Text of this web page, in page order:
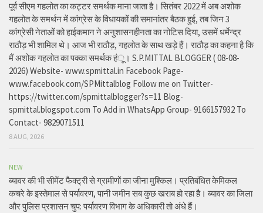
पूर्व सीएम गहलोत का कट्टर समर्थक माना जाता है। सितंबर 2022 में अब अशोक
गहलोत के समर्थन में कांग्रेस के विधायकों की समानांतर बैठक हुई, तब जिन 3
कांग्रेसी नेताओं को हाईकमान ने अनुशासनहीनता का नोटिस दिया, उसमें धर्मेन्द्र
राठौड़ भी शामिल थे। आज भी राठौड़, गहलोत के साथ खड़े हैं। राठौड़ का कहना है कि
मैं अशोक गहलोत का पक्का समर्थक हंू। S.P.MITTAL BLOGGER ( 08-08-
2026) Website- www.spmittal.in Facebook Page-
www.facebook.com/SPMittalblog Follow me on Twitter-
https://twitter.com/spmittalblogger?s=11 Blog-
spmittal.blogspot.com To Add in WhatsApp Group- 9166157932 To
Contact- 9829071511
8 AUG, 2026
NEW
ब्यावर की भी सीमेंट फैक्ट्री से ग्रामीणों का जीना मुश्किल। प्रतिबंधित केमिकल
कचरे के इस्तेमाल से पर्यावरण, पानी जमीन सब कुछ खराब हो रहा है। ब्यावर का जिला
और पुलिस प्रशासन चुप: पर्यावरण विभाग के अधिकारी तो अंधे हैं।